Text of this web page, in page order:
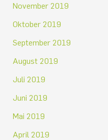
November 2019
Oktober 2019
September 2019
August 2019
Juli 2019
Juni 2019
Mai 2019
April 2019